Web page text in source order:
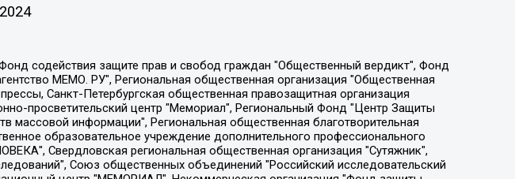
с ограниченной ответственностью "ЖУРНАЛИСТ-ИНОСТРАННЫЙ АГЕНТ", Арапова Галина Юрьевна, Вольтская Татьяна Анатольевна, Американская компания "Mason G.E.S. Anonymous Foundation" (США), являющаяся владельцем интернет-издания https://mnews.world/, Компания "Stichting Bellingcat", зарегистрированная в Нидерландах (дата регистрации 11.07.2018), Захаров Андрей Вячеславович, Клепиковская Екатерина Дмитриевна, Общество с ограниченной ответственностью "МЕМО", Перл Роман Александрович, Симонов Евгений Алексеевич, Соловьева Елена Анатольевна, Сотников Даниил Владимирович, Сурначева Елизавета Дмитриевна, Автономная некоммерческая организация по защите прав человека и информированию населения "Якутия – Наше Мнение", Общество с ограниченной ответственностью "Москоу диджитал медиа", с 26.01.2023 Общество с ограниченной ответственностью "Чайка Белые сады", Ветошкина Валерия Валерьевна, Заговора Максим Александрович, Межрегиональное общественное движение "Российская ЛГБТ - сеть", Оленичев Максим Владимирович, Павлов Иван Юрьевич, Скворцова Елена Сергеевна, Общество с ограниченной ответственностью "Как бы инагент", Кочетков Игорь Викторович, Общество с ограниченной ответственностью "Честные выборы", Еланчик Олег Александрович, Общество с ограниченной ответственностью "Нобелевский призыв", Гималова Регина Эмилевна, Григорьев Андрей Валерьевич, Григорьева Алина Александровна, Ассоциация по содействию защите прав призывников, альтернативнослужащих и военнослужащих "Правозащитная группа "Гражданин.Армия.Право", Хисамова Регина Фаритовна, Автономная некоммерческая организация по реализации социально-правовых программ "Лилит", Дальневосточное общественное движение "Маяк", Санкт-Петербургская ЛГБТ-инициативная группа "Выход", Инициативная группа ЛГБТ+ "Реверс", Алексеев Андрей Викторович, Бекбулатова Таисия Львовна, Беляев Иван Михайлович, Владыкина Елена Сергеевна, Гельман Марат Александрович, Никульшина Вероника Юрьевна, Толоконникова Надежда Андреевна, Шендерович Виктор Анатольевич, Общество с ограниченной ответственностью "Данное сообщение", Общество с ограниченной ответственностью Издательский дом "Новая глава", Айнбиндер Александра Александровна, Московский комьюнити-центр для ЛГБТ+инициатив, Благотворительный фонд развития филантропии, Deutsche Welle (Германия, Kurt-Schumacher-Strasse 3, 53113 Bonn), Борзунова Мария Михайловна, Воробьев Виктор Викторович, Голубева Анна Львовна, Константинова Алла Михайловна, Малкова Ирина Владимировна, Мурадов Мурад Абдулгалимович, Осетинская Елизавета Николаевна, Понасенков Евгений Николаевич, Ганапольский Матвей Юрьевич, Киселев Евгений Алексеевич, Борухович Ирина Григорьевна, Дремин Иван Тимофеевич, Дубровский Дмитрий Викторович, Красноярская региональная общественная организация поддержки и развития альтернативных образовательных технологий и межкультурных коммуникаций "ИНТЕРРА", Маяковская Екатерина Алексеевна, Фейгин Марк Захарович, Филимонов Андрей Викторович, Дзугкоева Регина Николаевна, Доброхотов Роман Александрович, Дудь Юрий Александрович, Елкин Сергей Владимирович, Кругликов Кирилл Игоревич, Сабунаева Мария Леонидовна, Семенов Алексей Владимирович, Шаинян Карен Багратович, Шульман Екатерина Михайловна, Асафьев Артур Валерьевич, Вахштайн Виктор Семенович, Венедиктов Алексей Алексеевич, Лушникова Екатерина Евгеньевна, Волков Леонид Михайлович, Невзоров Александр Глебович, Пархоменко Сергей Борисович, Сироткин Ярослав Николаевич, Кара-Мурза Владимир Владимирович, Баранова Наталья Владимировна, Гозман Леонид Яковлевич, Кагарлицкий Борис Юльевич, Климарев Михаил Валерьевич, Милов Владимир Станиславович, Автономная некоммерческая организация Краснодарский центр современного искусства "Типография", Моргенштерн Алишер Тагирович, Соболь Любовь Эдуардовна, Общество с ограниченной ответственностью "ЛИЗА НОРМ", Каспаров Гарри Кимович, Ходорковский Михаил Борисович, Общество с ограниченной ответственностью "Апрельские тезисы", Данилович Ирина Брониславовна, Кашин Олег Владимирович, Петров Николай Владимирович, Пивоваров Алексей Владимирович, Соколов Михаил Владимирович, Цветкова Юлия Владимировна, Чичваркин Евгений Александрович, Комитет против пыток/Команда против пыток, Общество с ограниченной ответственностью "Первый научный", Общество с ограниченной ответственностью "Вертолет и ко", Белоцерковская Вероника Борисовна, Кац Максим Евгеньевич, Лазарева Татьяна Юрьевна, Шаведдинов Руслан Табризович, Яшин Илья Валерьевич, Общество с ограниченной ответственностью "Иноагент ААВ", Алешковский Дмитрий Петрович, Альбац Евгения Марковна, Быков Дмитрий Львович, Галямина Юлия Евгеньевна, Лойко Сергей Леонидович, Мартынов Кирилл Константинович, Медведев Сергей Александрович, Крашенинников Федор Геннадиевич, Гордеева Катерина Вл